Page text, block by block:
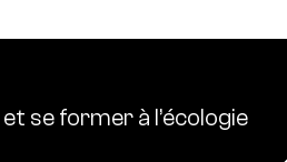
et se former à l’écologie